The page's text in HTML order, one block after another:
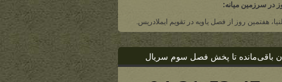
در سرزمین میانه:
هفتمین روز از فصل یاویه در تقویم ایملادریس.
باقی‌مانده تا پخش فصل سوم سریال